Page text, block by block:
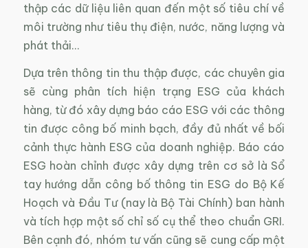
thập các dữ liệu liên quan đến một số tiêu chí về
môi trường như tiêu thụ điện, nước, năng lượng và
phát thải…
Dựa trên thông tin thu thập được, các chuyên gia
sẽ cùng phân tích hiện trạng ESG của khách
hàng, từ đó xây dựng báo cáo ESG với các thông
tin được công bố minh bạch, đầy đủ nhất về bối
cảnh thực hành ESG của doanh nghiệp. Báo cáo
ESG hoàn chỉnh được xây dựng trên cơ sở là Sổ
tay hướng dẫn công bố thông tin ESG do Bộ Kế
Hoạch và Đầu Tư (nay là Bộ Tài Chính) ban hành
và tích hợp một số chỉ số cụ thể theo chuẩn GRI.
Bên cạnh đó, nhóm tư vấn cũng sẽ cung cấp một